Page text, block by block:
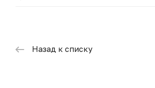
Назад к списку